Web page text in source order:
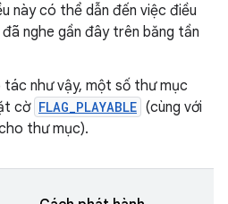
này có thể dẫn đến việc điều
nghe gần đây trên băng tần
như vậy, một số thư mục
cờ FLAG_PLAYABLE (cùng với
thư mục).